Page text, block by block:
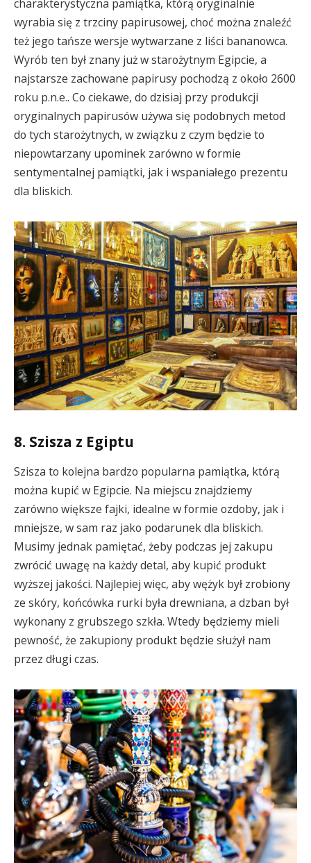
charakterystyczna pamiątka, którą oryginalnie
wyrabia się z trzciny papirusowej, choć można znaleźć
też jego tańsze wersje wytwarzane z liści bananowca.
Wyrób ten był znany już w starożytnym Egipcie, a
najstarsze zachowane papirusy pochodzą z około 2600
roku p.n.e.. Co ciekawe, do dzisiaj przy produkcji
oryginalnych papirusów używa się podobnych metod
do tych starożytnych, w związku z czym będzie to
niepowtarzany upominek zarówno w formie
sentymentalnej pamiątki, jak i wspaniałego prezentu
dla bliskich.
8. Szisza z Egiptu
Szisza to kolejna bardzo popularna pamiątka, którą
można kupić w Egipcie. Na miejscu znajdziemy
zarówno większe fajki, idealne w formie ozdoby, jak i
mniejsze, w sam raz jako podarunek dla bliskich.
Musimy jednak pamiętać, żeby podczas jej zakupu
zwrócić uwagę na każdy detal, aby kupić produkt
wyższej jakości. Najlepiej więc, aby wężyk był zrobiony
ze skóry, końcówka rurki była drewniana, a dzban był
wykonany z grubszego szkła. Wtedy będziemy mieli
pewność, że zakupiony produkt będzie służył nam
przez długi czas.